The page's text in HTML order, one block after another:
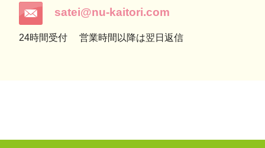
satei@nu-kaitori.com
24時間受付 営業時間以降は翌日返信